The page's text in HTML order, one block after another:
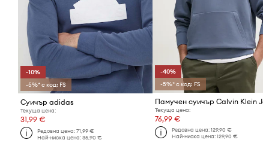
-10%
-5%* с код: FS
Суичър adidas
Текуща цена:
31,99 €
Редовна цена:71,99 €
Най-ниска цена:35,90 €
-40%
-5%* с код: FS
Памучен суичър Calvin Klein
Текуща цена:
76,99 €
Редовна цена: 129,90 €
Най-ниска цена: 129,90 €